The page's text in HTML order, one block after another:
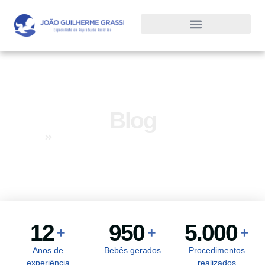
12 +
Anos de
experiência
950 +
Bebês gerados
5.000 +
Procedimentos
realizados